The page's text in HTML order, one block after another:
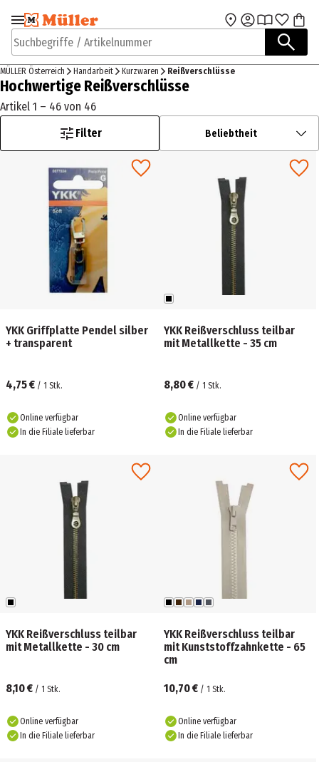
Zur Navigation
springen
Zum Hauptinhalt
Suchbegriffe / Artikelnummer
MÜLLER Österreich Handarbeit Kurzwaren Reißverschlüsse
Hochwertige Reißverschlüsse
Artikel 1 – 46 von 46
Filter
Beliebtheit
YKK Griffplatte Pendel silber
+ transparent
4,75 € / 1 Stk.
Online verfügbar
In die Filiale lieferbar
YKK Reißverschluss teilbar
mit Metallkette - 35 cm
8,80 € / 1 Stk.
Online verfügbar
In die Filiale lieferbar
YKK Reißverschluss teilbar
mit Metallkette - 30 cm
8,10 € / 1 Stk.
Online verfügbar
In die Filiale lieferbar
YKK Reißverschluss teilbar
mit Kunststoffzahnkette - 65
cm
10,70 € / 1 Stk.
Online verfügbar
In die Filiale lieferbar